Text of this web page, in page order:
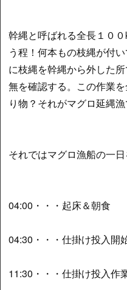
幹縄と呼ばれる全長１０
う程！何本もの枝縄が付
に枝縄を幹縄から外した
無を確認する。この作業
り物？それがマグロ延縄漁
それではマグロ漁船の一
04:00・・・起床＆朝食
04:30・・・仕掛け投入開
11:30・・・仕掛け投入作